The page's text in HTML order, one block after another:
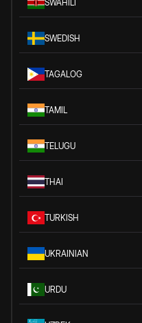
SWAHILI
SWEDISH
TAGALOG
TAMIL
TELUGU
THAI
TURKISH
UKRAINIAN
URDU